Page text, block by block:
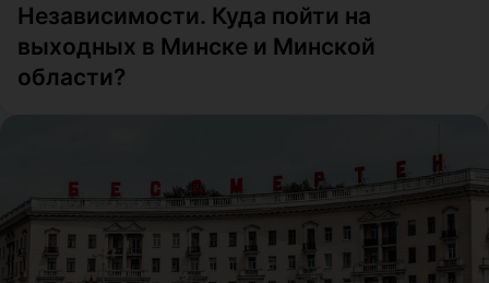
Независимости. Куда пойти на
выходных в Минске и Минской
области?